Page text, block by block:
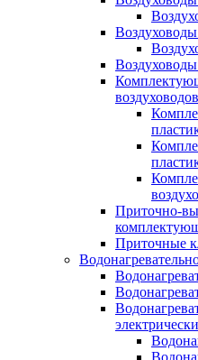
воздуховодов
Приточно-
Приточные